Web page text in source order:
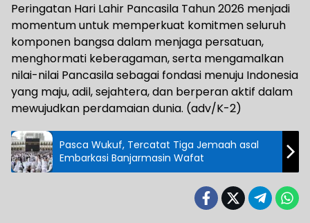
Peringatan Hari Lahir Pancasila Tahun 2026 menjadi
momentum untuk memperkuat komitmen seluruh
komponen bangsa dalam menjaga persatuan,
menghormati keberagaman, serta mengamalkan
nilai-nilai Pancasila sebagai fondasi menuju Indonesia
yang maju, adil, sejahtera, dan berperan aktif dalam
mewujudkan perdamaian dunia. (adv/K-2)
Pasca Wukuf, Tercatat Tiga Jemaah asal
Embarkasi Banjarmasin Wafat